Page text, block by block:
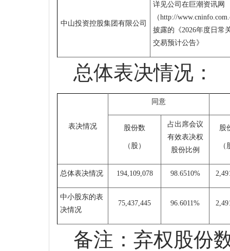
中山投资控股集团有限公司
详见公司 在巨潮资讯网
（http://
披露的 《2026年度日常
交易预计公告》
总体表决情况：
表决情况
同意
股份数
（ 股）
占出席会议
有效表决权
股份比例
股
总体表决情况 194,109,078 98.6510%
中小股东的表
决情况
75,437,445 96.6011%
备注：弃权股份